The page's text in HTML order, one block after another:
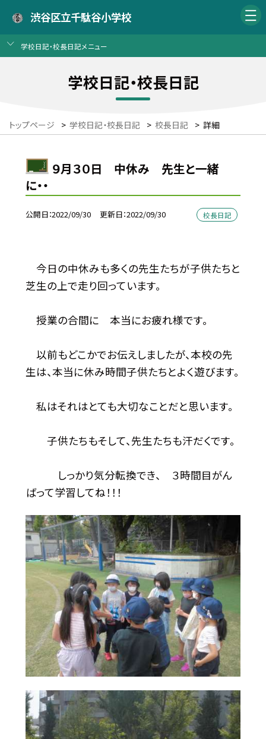
渋谷区立千駄谷小学校
学校日記・校長日記メニュー
学校日記・校長日記
トップページ > 学校日記・校長日記 > 校長日記 > 詳細
９月３０日 中休み 先生と一緒
に・・
公開日 2022/09/30 更新日 2022/09/30 校長日記
今日の中休みも多くの先生たちが子供たちと
芝生の上で走り回っています。
授業の合間に 本当にお疲れ様です。
以前もどこかでお伝えしましたが、本校の先
生は、本当に休み時間子供たちとよく遊びます。
私はそれはとても大切なことだと思います。
子供たちもそして、先生たちも汗だくです。
しっかり気分転換でき、 ３時間目がん
ばって学習してね！！！